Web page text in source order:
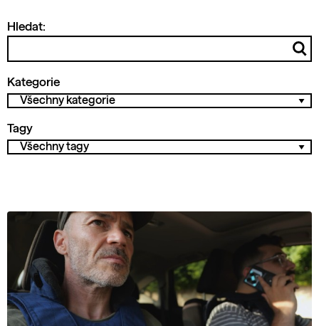
Hledat:
Kategorie
Tagy